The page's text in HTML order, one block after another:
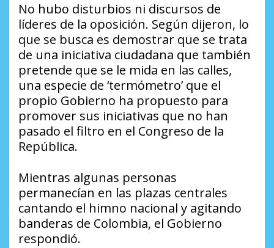
No hubo disturbios ni discursos de
líderes de la oposición. Según dijeron, lo
que se busca es demostrar que se trata
de una iniciativa ciudadana que también
pretende que se le mida en las calles,
una especie de ‘termómetro’ que el
propio Gobierno ha propuesto para
promover sus iniciativas que no han
pasado el filtro en el Congreso de la
República.
Mientras algunas personas
permanecían en las plazas centrales
cantando el himno nacional y agitando
banderas de Colombia, el Gobierno
respondió.